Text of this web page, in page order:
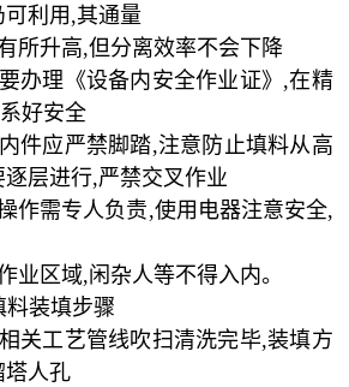
利用,其通量
所升高,但分离效率不会下降
办理《设备内安全作业证》,在精
好安全
件应严禁脚踏,注意防止填料从高
层进行,严禁交叉作业
作需专人负责,使用电器注意安全,
业区域,闲杂人等不得入内。
料装填步骤
关工艺管线吹扫清洗完毕,装填方
塔人孔